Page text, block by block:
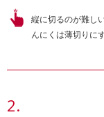
縦に切るのが難し
んにくは薄切りにす